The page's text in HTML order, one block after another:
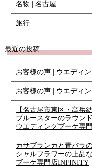
名物 | 名古屋
旅行
最近の投稿
お客様の声 | ウエディ
お客様の声 | ウエディ
【名古屋市東区・高岳
ブルースターのラウン
ウエディングブーケ専
カサブランカと青バラ
シャルフラワーの上品
ブーケ専門店INFINITY